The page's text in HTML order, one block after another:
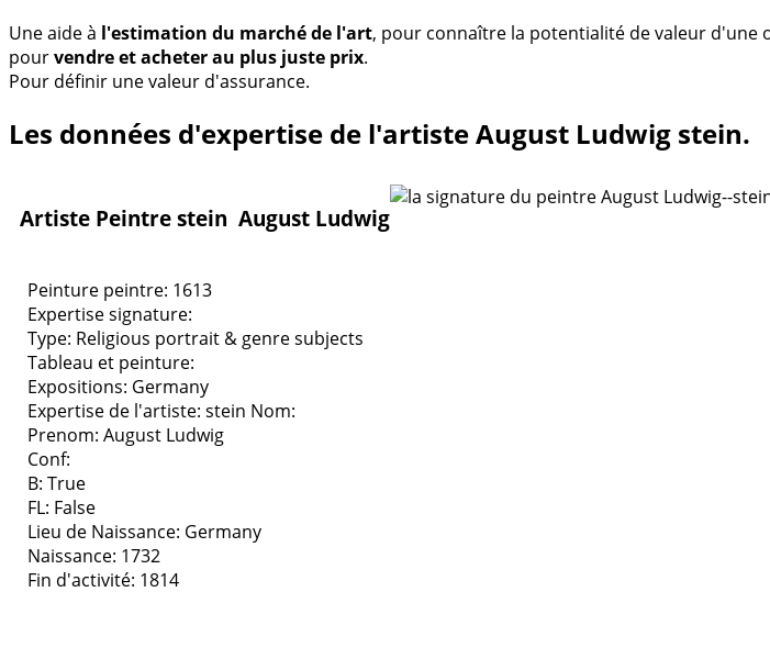
Une aide à l'estimation du marché de l'art, pour connaître la potentialité de valeur d'une
pourvendre et acheter au plus juste prix.
Pour définir une valeur d'assurance.
Les données d'expertise de l'artiste August Ludwig stein.
Artiste Peintre stein August Ludwig
Peinture peintre: 1613
Expertise signature:
Type: Religious portrait & genre subjects
Tableau et peinture:
Expositions: Germany
Expertise de l'artiste: stein Nom:
Prenom: August Ludwig
Conf:
B: True
FL: False
Lieu de Naissance: Germany
Naissance: 1732
Fin d'activité: 1814